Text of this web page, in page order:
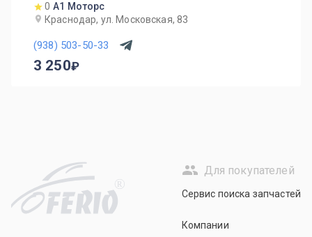
0 А1 Моторс
Краснодар, ул. Московская, 83
(938) 503-50-33
3 250
R
Для покупателей
Сервис поиска запчастей
Компании